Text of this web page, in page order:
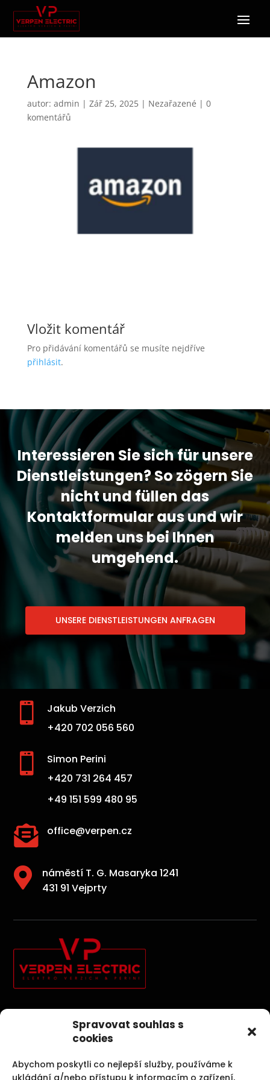
Spravovat souhlas s
cookies
Abychom poskytli co nejlepší služby, používáme k
ukládání a/nebo přístupu k informacím o zařízení,
Amazon
autor: admin | Zář 25, 2025| Nezařazené | 0
komentářů
Vložit komentář
Pro přidávání komentářů se musíte nejdříve
přihlásit.
Interessieren Sie sich für unsere
Dienstleistungen? So zögern Sie
nicht und füllen das
Kontaktformular aus und wir
melden uns bei Ihnen
umgehend.
UNSERE DIENSTLEISTUNGEN ANFRAGEN

Jakub Verzich
+420 702 056 560

Simon Perini
+420 731 264 457
+49 151 599 480 95
 office@verpen.cz

náměstí T. G. Masaryka 1241
431 91 Vejprty
Kernbohrungen sind unsere Aktivitäten, die uns